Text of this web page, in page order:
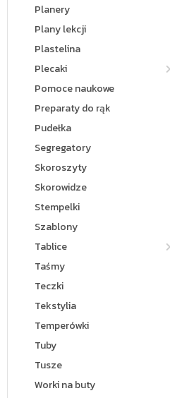
Planery
Plany lekcji
Plastelina
Plecaki
Pomoce naukowe
Preparaty do rąk
Pudełka
Segregatory
Skoroszyty
Skorowidze
Stempelki
Szablony
Tablice
Taśmy
Teczki
Tekstylia
Temperówki
Tuby
Tusze
Worki na buty